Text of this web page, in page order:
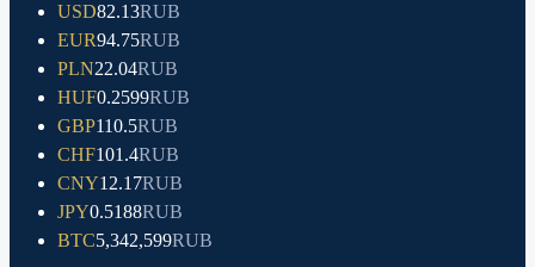
USD82.13RUB
EUR94.75RUB
PLN22.04RUB
HUF0.2599RUB
GBP110.5RUB
CHF101.4RUB
CNY12.17RUB
JPY0.5188RUB
BTC5,342,599RUB